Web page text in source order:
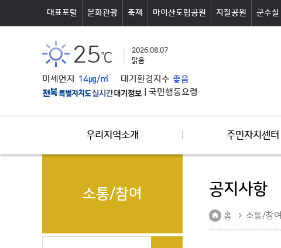
대표포털 문화관광 축제 마이산도립공원 지질공원 군수실
25℃
2026.08.07
맑음
미세먼지 14㎍/㎥ 대기환경지수 좋음
국민행동요령
우리지역소개 주민자치센터
소통/참여 공지사항
홈 소통/참여